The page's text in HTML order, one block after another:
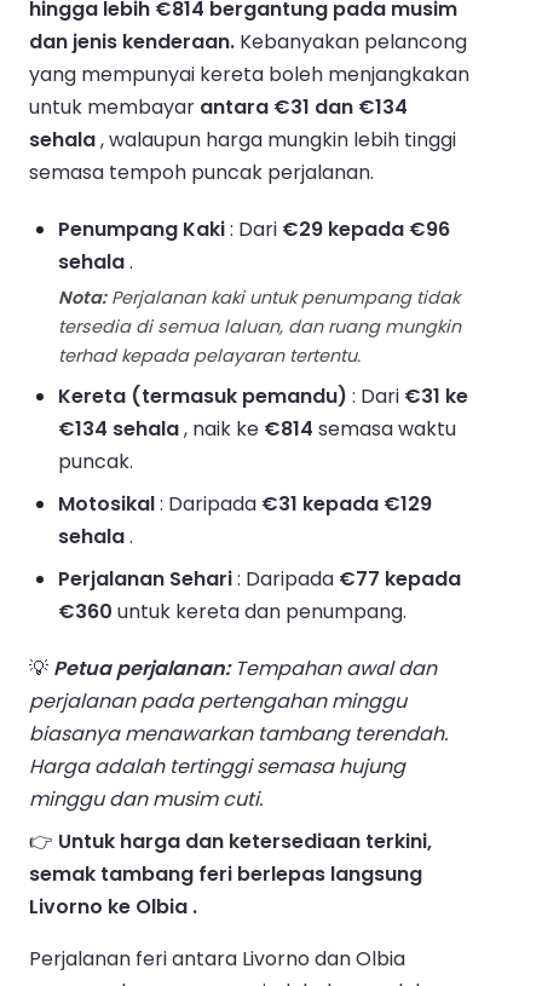
hingga lebih €814 bergantung pada musim
dan jenis kenderaan. Kebanyakan pelancong
yang mempunyai kereta boleh menjangkakan
untuk membayar antara €31 dan €134
sehala, walaupun harga mungkin lebih tinggi
semasa tempoh puncak perjalanan.
Penumpang Kaki: Dari €29 kepada €96
sehala.
Nota:Perjalanan kaki untuk penumpang tidak
tersedia di semua laluan, dan ruang mungkin
terhad kepada pelayaran tertentu.
Kereta (termasuk pemandu) : Dari €31 ke
€134 sehala, naik ke €814 semasa waktu
puncak.
Motosikal: Daripada €31 kepada €129
sehala.
Perjalanan Sehari: Daripada €77 kepada
€360 untuk kereta dan penumpang.
💡 Petua perjalanan:Tempahan awal dan
perjalanan pada pertengahan minggu
biasanya menawarkan tambang terendah.
Harga adalah tertinggi semasa hujung
minggu dan musim cuti.
👉 Untuk harga dan ketersediaan terkini,
semak tambang feri berlepas langsung
Livorno ke Olbia .
Perjalanan feri antara Livorno dan Olbia